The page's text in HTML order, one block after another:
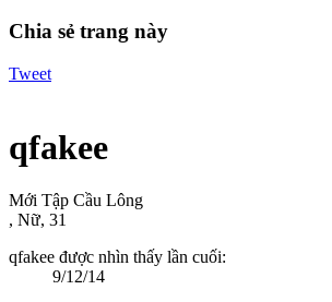
Chia sẻ trang này
Tweet
qfakee
Mới Tập Cầu Lông
, Nữ, 31
qfakee được nhìn thấy lần cuối:
9/12/14